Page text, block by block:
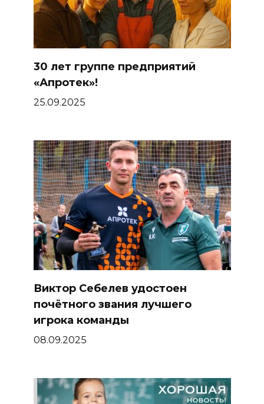
30 лет группе предприятий
«Апротек»!
25.09.2025
Виктор Себелев удостоен
почётного звания лучшего
игрока команды
08.09.2025